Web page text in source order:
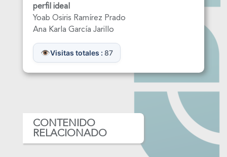
perfil ideal
Yoab Osiris Ramírez Prado
Ana Karla García Jarillo
Visitas totales : 87
CONTENIDO
RELACIONADO